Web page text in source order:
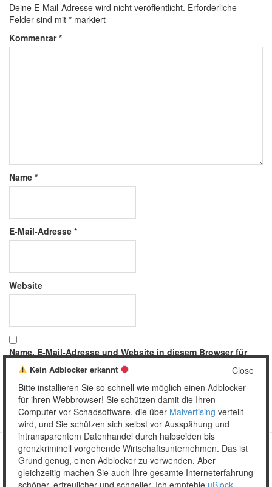
Deine E-Mail-Adresse wird nicht veröffentlicht. Erforderliche
Felder sind mit * markiert
Kommentar*
Name *
E-Mail-Adresse *
Website
Name, E-Mail-Adresse und Website in diesem Browser für
meinen nächsten Kommentar speichern.
Copyright © 2026 Unser täglich Spam.
MobileWordPress Theme by themehall.com
Close
Kein Adblocker erkannt
Bitte installieren Sie so schnell wie möglich einen Adblocker
für ihren Webbrowser! Sie schützen damit die Ihren
Computer vor Schadsoftware, die über Malvertising verteilt
wird, und Sie schützen sich selbst vor Ausspähung und
intransparentem Datenhandel durch halbseiden bis
grenzkriminell vorgehende Wirtschaftsunternehmen. Das ist
Grund genug, einen Adblocker zu verwenden. Aber
gleichzeitig machen Sie auch Ihre gesamte Interneterfahrung
schöner, erfreulicher und schneller. Ich empfehle uBlock